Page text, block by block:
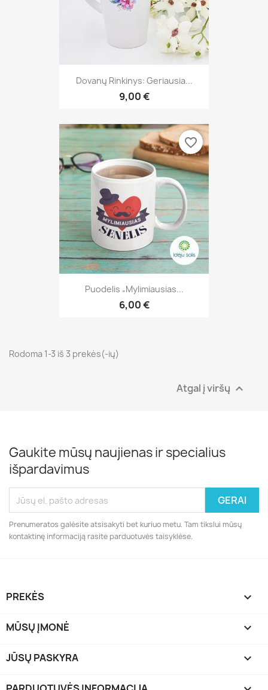
Dovanų Rinkinys: Geriausia...
9,00 €
Puodelis „Mylimiausias...
6,00 €
favorite_border
Rodoma 1-3 iš 3 prekės(-ių)
Atgal į viršų 
Gaukite mūsų naujienas ir specialius
išpardavimus
Prenumeratos galėsite atsisakyti bet kuriuo metu. Tam tikslui mūsų
kontaktinę informaciją rasite parduotuvės taisyklėse.
PREKĖS 
MŪSŲ ĮMONĖ 
JŪSŲ PASKYRA 